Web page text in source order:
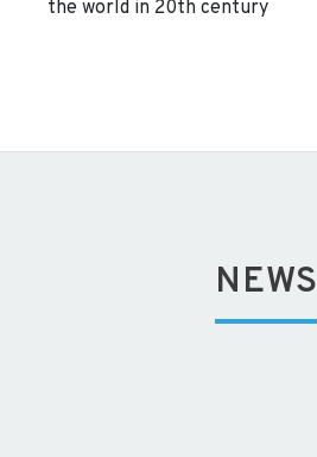
the world in 20th century
NEWS